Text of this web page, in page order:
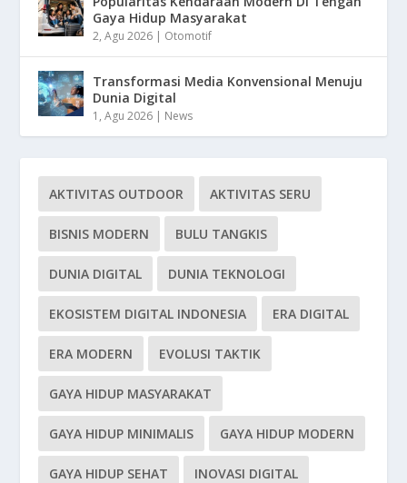
Gaya Hidup Masyarakat
2, Agu 2026 | Otomotif
Transformasi Media Konvensional Menuju
Dunia Digital
1, Agu 2026 | News
AKTIVITAS OUTDOOR AKTIVITAS SERU
BISNIS MODERN BULU TANGKIS
DUNIA DIGITAL DUNIA TEKNOLOGI
EKOSISTEM DIGITAL INDONESIA ERA DIGITAL
ERA MODERN EVOLUSI TAKTIK
GAYA HIDUP MASYARAKAT
GAYA HIDUP MINIMALIS GAYA HIDUP MODERN
GAYA HIDUP SEHAT INOVASI DIGITAL